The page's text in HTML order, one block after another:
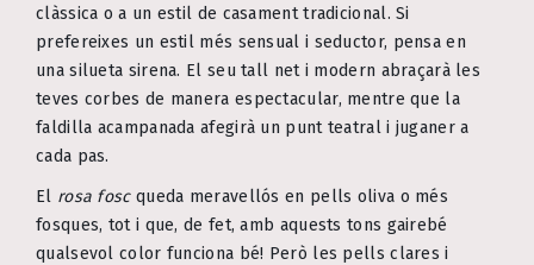
clàssica o a un estil de casament tradicional. Si
prefereixes un estil més sensual i seductor, pensa en
una silueta sirena. El seu tall net i modern abraçarà les
teves corbes de manera espectacular, mentre que la
faldilla acampanada afegirà un punt teatral i juganer a
cada pas.
El rosa foscqueda meravellós en pells oliva o més
fosques, tot i que, de fet, amb aquests tons gairebé
qualsevol color funciona bé! Però les pells clares i